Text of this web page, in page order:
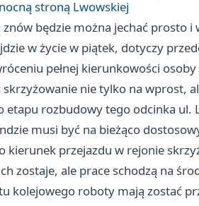
stroną Lwowskiej
będzie można jechać prosto i
w życie w piątek, dotyczy
pełnej kierunkowości
skrzyżowanie nie tylko na wprost,
etapu rozbudowy tego odcinka ul.
musi być na bieżąco
kierunek przejazdu w rejonie
zostaje, ale prace schodzą na
kolejowego roboty mają zostać